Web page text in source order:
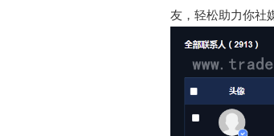
友，轻松助力你社